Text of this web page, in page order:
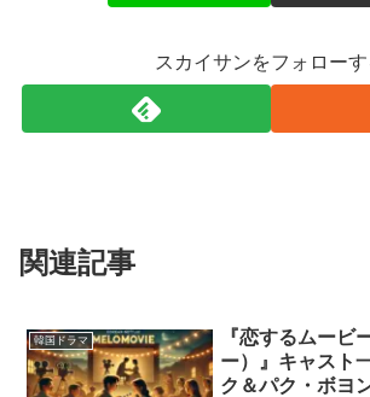
スカイサンをフォローす
関連記事
韓国ドラマ
『恋するムービ
ー）』キャスト
ク＆パク・ボヨ